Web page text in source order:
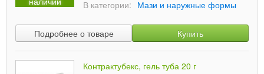
В категории: Мази и наружные формы
Подробнее о товаре Купить
Контрактубекс, гель туба 20 г